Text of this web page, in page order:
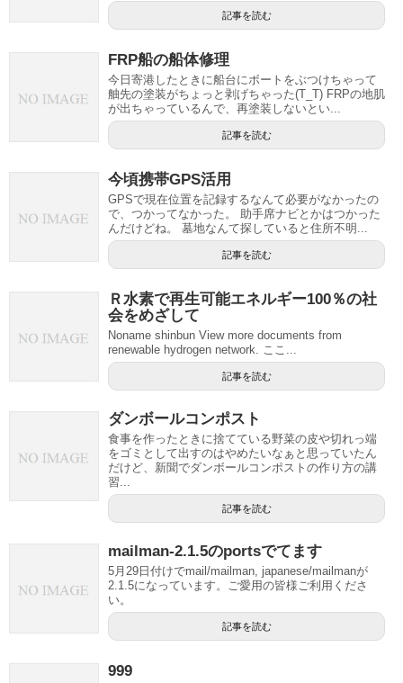
記事を読む
FRP船の船体修理
今日寄港したときに船台にボートをぶつけちゃって
舳先の塗装がちょっと剥げちゃった(T_T) FRPの地肌
が出ちゃっているんで、再塗装しないとい...
記事を読む
今頃携帯GPS活用
GPSで現在位置を記録するなんて必要がなかったの
で、つかってなかった。 助手席ナビとかはつかった
んだけどね。 墓地なんて探していると住所不明...
記事を読む
Ｒ水素で再生可能エネルギー100％の社
会をめざして
Noname shinbun View more documents from
renewable hydrogen network. ここ...
記事を読む
ダンボールコンポスト
食事を作ったときに捨てている野菜の皮や切れっ端
をゴミとして出すのはやめたいなぁと思っていたん
だけど、新聞でダンボールコンポストの作り方の講
習...
記事を読む
mailman-2.1.5のportsでてます
5月29日付けでmail/mailman, japanese/mailmanが
2.1.5になっています。ご愛用の皆様ご利用くださ
い。
記事を読む
999